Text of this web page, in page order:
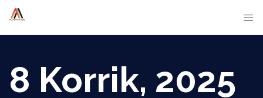
8 Korrik, 2025